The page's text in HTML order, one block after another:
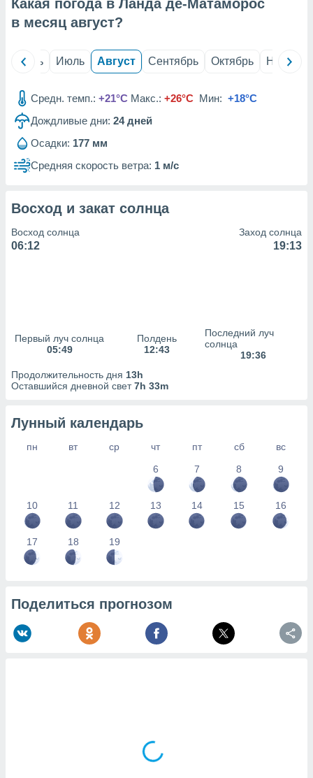
из
данных
1199
Какая погода в Ланда де-Матаморос
в месяц август?
Июнь Июль Август Сентябрь Октябрь Ноябрь
Средн. темп.: +21°C Макс.: +26°C Мин: +18°C
Дождливые дни: 24дней
Осадки: 177 мм
Средняя скорость ветра: 1 м/с
Восход и закат солнца
Восход солнца
06:12
Заход солнца
19:13
Первый луч солнца
05:49
Полдень
12:43
Последний луч
солнца
19:36
Продолжительность дня 13h
Оставшийся дневной свет7h 33m
Лунный календарь
пн вт ср чт пт сб
вс
6
7 8 9
10 11 12 13 14 15 16
17 18 19
Поделиться прогнозом